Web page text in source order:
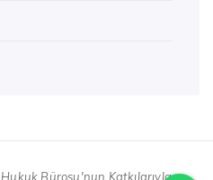
Bürosu'nun Katkılarıyla